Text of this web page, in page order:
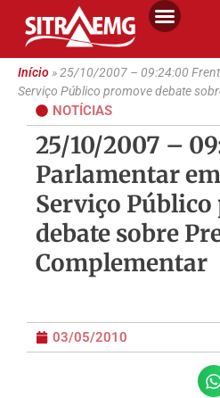
Início»25/10/2007 – 09:24:00
Serviço Público promove debate
NOTÍCIAS
25/10/2007 –
Parlamentar
Serviço
debate sobre
Complementar
03/05/2010